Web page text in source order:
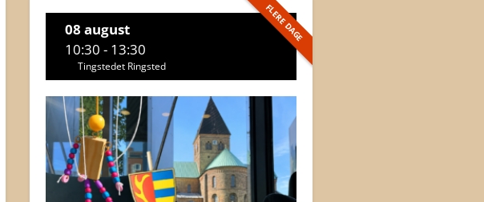
FLERE DAGE
08 august
10:30 - 13:30
Tingstedet Ringsted